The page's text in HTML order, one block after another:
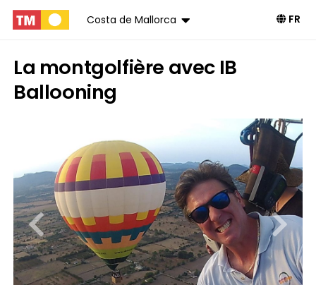
Costa de Mallorca FR
La montgolfière avec IB
Ballooning